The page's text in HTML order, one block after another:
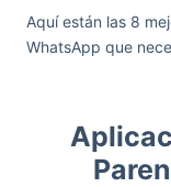
Aquí están las 8
WhatsApp que